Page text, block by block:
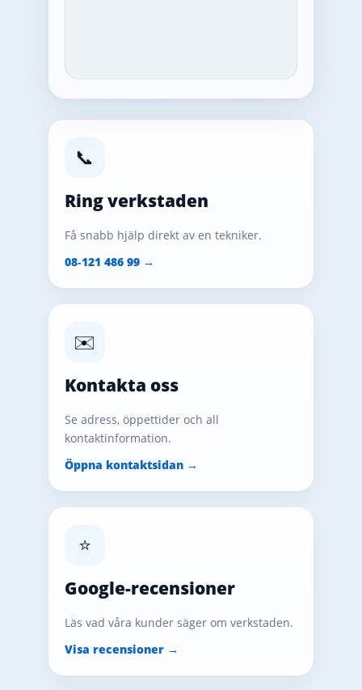
📞
Ring verkstaden
Få snabb hjälp direkt av en tekniker.
08‑121 486 99 →
✉️
Kontakta oss
Se adress, öppettider och all
kontaktinformation.
Öppna kontaktsidan →
⭐
Google-recensioner
Läs vad våra kunder säger om verkstaden.
Visa recensioner →